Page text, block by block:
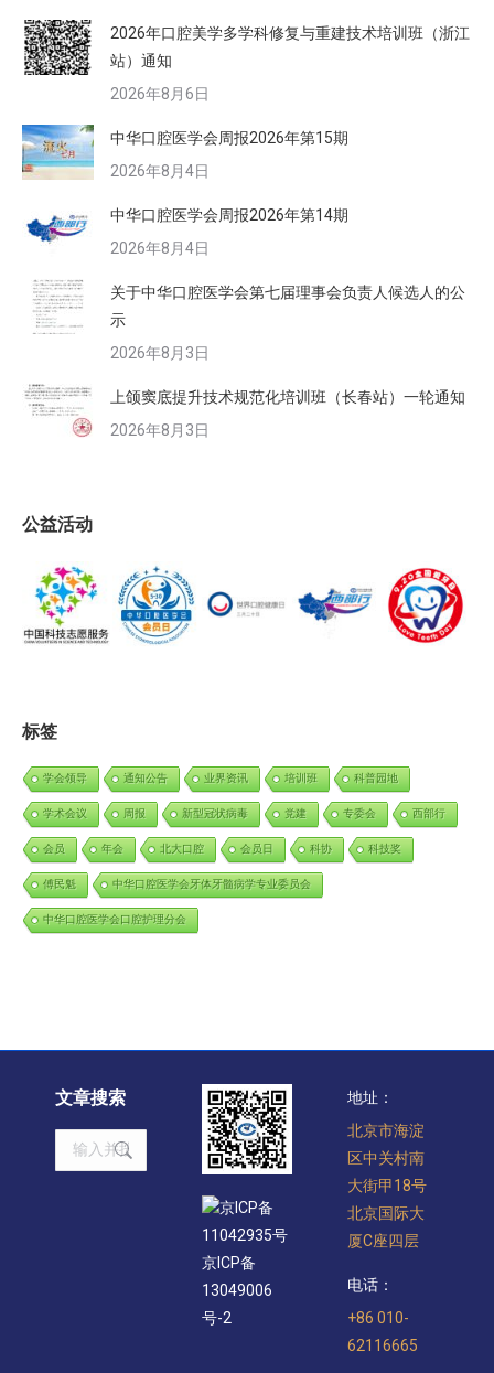
2026年口腔美学多学科修复与重建技术培训班（浙江
站）通知
2026年8月6日
中华口腔医学会周报2026年第15期
2026年8月4日
中华口腔医学会周报2026年第14期
2026年8月4日
关于中华口腔医学会第七届理事会负责人候选人的公
示
2026年8月3日
上颌窦底提升技术规范化培训班（长春站）一轮通知
2026年8月3日
公益活动
标签
学会领导 通知公告 业界资讯 培训班 科普园地
学术会议 周报 新型冠状病毒 党建 专委会 西部行
会员 年会 北大口腔 会员日 科协 科技奖
傅民魁 中华口腔医学会牙体牙髓病学专业委员会
中华口腔医学会口腔护理分会
文章搜索
Search:
京ICP备
11042935号
京ICP备
13049006
号-2
地址：
北京市海淀
区中关村南
大街甲18号
北京国际大
厦C座四层
电话：
+86 010-
62116665